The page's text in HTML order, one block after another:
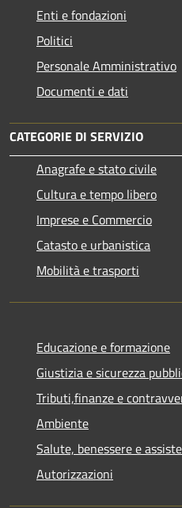
Enti e fondazioni
Politici
Personale Amministrativo
Documenti e dati
CATEGORIE DI SERVIZIO
Anagrafe e stato civile
Cultura e tempo libero
Imprese e Commercio
Catasto e urbanistica
Mobilità e trasporti
Educazione e formazione
Giustizia e sicurezza
Tributi,finanze e
Ambiente
Salute, benessere e
Autorizzazioni